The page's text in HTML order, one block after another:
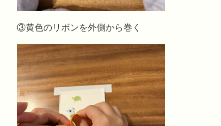
③黄色のリボンを外側から巻く